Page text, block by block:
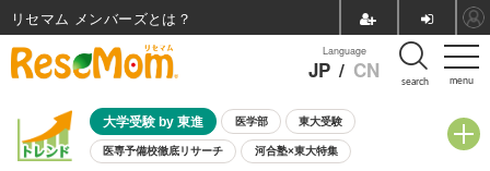
menu
Language
JP / CN search
大学受験 by 東進 医学部 東大受験
医専予備校徹底リサーチ 河合塾×東大特集
リセマム メンバーズ